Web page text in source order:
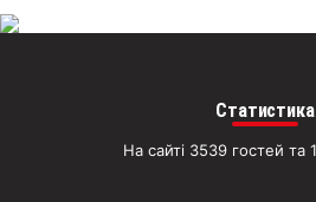
Статистика
На сайті 3539 гостей та